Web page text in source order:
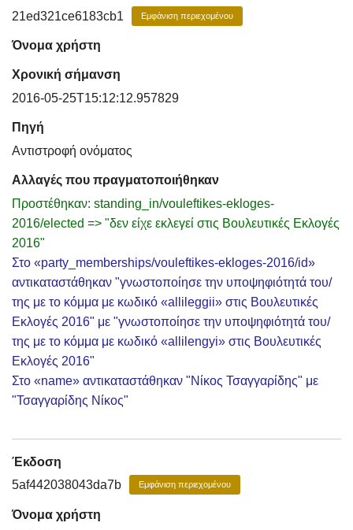
21ed321ce6183cb1 Εμφάνιση περιεχομένου
Όνομα χρήστη
Χρονική σήμανση
2016-05-25T15:12:12.957829
Πηγή
Αντιστροφή ονόματος
Αλλαγές που πραγματοποιήθηκαν
Προστέθηκαν: standing_in/vouleftikes-ekloges-
2016/elected => "δεν είχε εκλεγεί στις Βουλευτικές Εκλογές
2016"
Στο «party_memberships/vouleftikes-ekloges-2016/id»
αντικαταστάθηκαν "γνωστοποίησε την υποψηφιότητά του/
της με το κόμμα με κωδικό «allileggii» στις Βουλευτικές
Εκλογές 2016" με "γνωστοποίησε την υποψηφιότητά του/
της με το κόμμα με κωδικό «allilengyi» στις Βουλευτικές
Εκλογές 2016"
Στο «name» αντικαταστάθηκαν "Νίκος Τσαγγαρίδης" με
"Τσαγγαρίδης Νίκος"
Έκδοση
5af442038043da7b
Εμφάνιση περιεχομένου
Όνομα χρήστη